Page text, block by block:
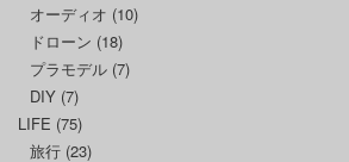
オーディオ (10)
ドローン (18)
プラモデル (7)
DIY (7)
LIFE (75)
旅行 (23)